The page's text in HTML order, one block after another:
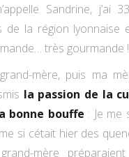
Sandrine, j’ai
de la région lyonnaise
très gourmande !
mère, puis ma
la passion de la
bonne bouffe : Je me
si cétait hier des
mère